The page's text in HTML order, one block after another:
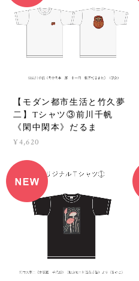
【モダン都市生活と竹久夢
二】Tシャツ③前川千帆
《閑中閑本》だるま
¥4,620